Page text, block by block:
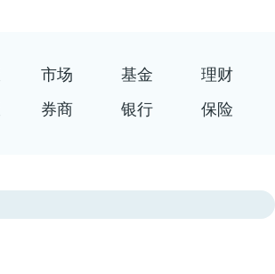
市场 基金 理财
券商 银行 保险